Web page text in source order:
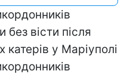
вісти після
катерів у Маріуполі